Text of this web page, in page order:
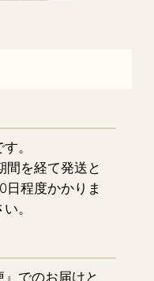
。
間を経て発送と
日程度かかりま
。
でのお届けと